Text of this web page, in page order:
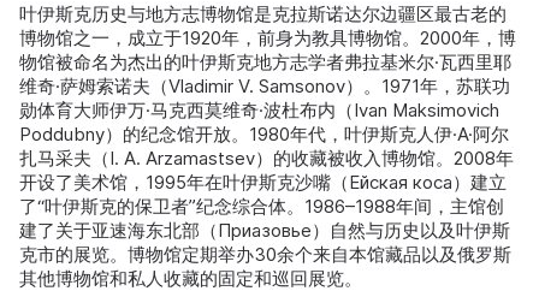
叶伊斯克历史与地方志博物馆是克拉斯诺达尔边疆区最古老的
博物馆之一，成立于1920年，前身为教具博物馆。2000年，博
物馆被命名为杰出的叶伊斯克地方志学者弗拉基米尔·瓦西里耶
维奇·萨姆索诺夫（Vladimir V. Samsonov）。1971年，苏联功
勋体育大师伊万·马克西莫维奇·波杜布内（Ivan Maksimovich
Poddubny）的纪念馆开放。1980年代，叶伊斯克人伊·A·阿尔
扎马采夫（I. A. Arzamastsev）的收藏被收入博物馆。2008年
开设了美术馆，1995年在叶伊斯克沙嘴（Ейская коса）建立
了“叶伊斯克的保卫者”纪念综合体。1986–1988年间，主馆创
建了关于亚速海东北部（Приазовье）自然与历史以及叶伊斯
克市的展览。博物馆定期举办30余个来自本馆藏品以及俄罗斯
其他博物馆和私人收藏的固定和巡回展览。